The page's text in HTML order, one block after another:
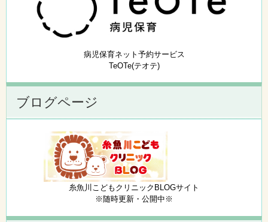
病児保育ネット予約サービス
TeOTe(テオテ)
ブログページ
糸魚川こどもクリニックBLOGサイト
※随時更新・公開中※